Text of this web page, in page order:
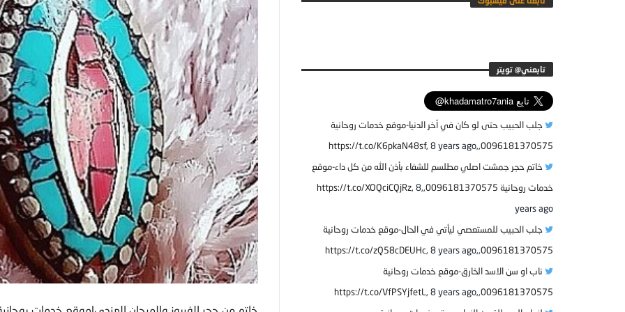
جلب الحبيب حتى لو كان في أخر الدنيا-موقع خدمات روحانية
0096181370575,,https://t.co/K6pkaN48sf,
8 years ago
خاتم حجر جمشت اصلي مطلسم للشفاء بأذن الله من كل داء-موقع
خدمات روحانية 0096181370575,,https://t.co/XOQciCQjRz,
8
years ago
جلب الحبيب للمستعصي ليأتي في الحال-موقع خدمات روحانية
0096181370575,,https://t.co/zQ58cDEUHc,
8 years ago
ناب او سن الاسد الخارق-موقع خدمات روحانية
0096181370575,,https://t.co/VfPSYjfetL,
8 years ago